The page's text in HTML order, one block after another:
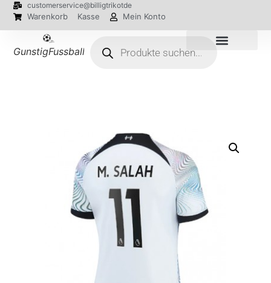
customerservice@billigtrikotde
Warenkorb Kasse Mein Konto
GunstigFussballTrikot